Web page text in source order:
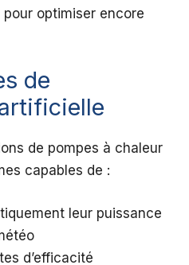
pour optimiser encore
de
de pompes à chaleur
capables de :
leur puissance
d’efficacité